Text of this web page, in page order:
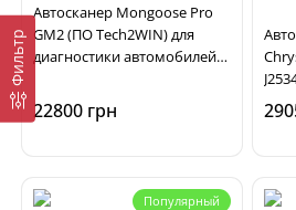
Фильтр
Автосканер Mongoose Pro
GM2 (ПО Tech2WIN) для
диагностики автомобилей
22800 грн
Популярный